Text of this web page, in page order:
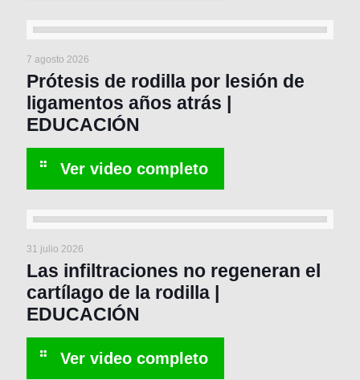
7 agosto 2026
Prótesis de rodilla por lesión de
ligamentos años atrás |
EDUCACIÓN
31 julio 2026
Las infiltraciones no regeneran el
cartílago de la rodilla |
EDUCACIÓN